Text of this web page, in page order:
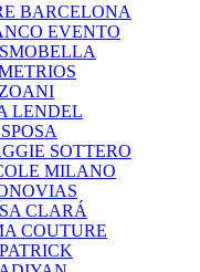
BARCELONA
EVENTO
LENDEL
SOTTERO
MILANO
CLARÁ
COUTURE